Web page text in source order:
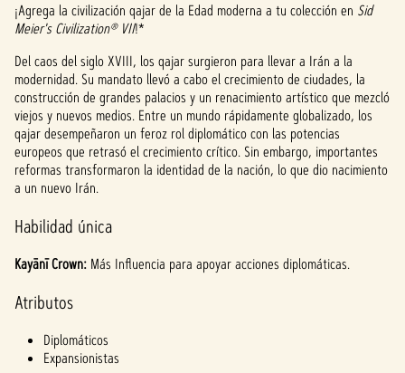
A
c
c
e
p
t
&
P
l
a
y
¡Agrega la civilización qajar de la Edad moderna a tu colección en Sid
Meier's Civilization® VII!*
Del caos del siglo XVIII, los qajar surgieron para llevar a Irán a la
modernidad. Su mandato llevó a cabo el crecimiento de ciudades, la
construcción de grandes palacios y un renacimiento artístico que mezcló
viejos y nuevos medios. Entre un mundo rápidamente globalizado, los
qajar desempeñaron un feroz rol diplomático con las potencias
europeos que retrasó el crecimiento crítico. Sin embargo, importantes
reformas transformaron la identidad de la nación, lo que dio nacimiento
a un nuevo Irán.
Habilidad única
Kayānī Crown: Más Influencia para apoyar acciones diplomáticas.
Atributos
Diplomáticos
Expansionistas